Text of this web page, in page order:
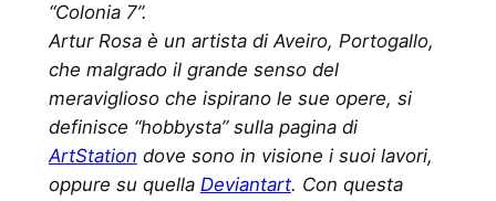
“Colonia 7”.
Artur Rosa è un artista di Aveiro, Portogallo,
che malgrado il grande senso del
meraviglioso che ispirano le sue opere, si
definisce “hobbysta” sulla pagina di
ArtStation dove sono in visione i suoi lavori,
oppure su quella Deviantart. Con questa